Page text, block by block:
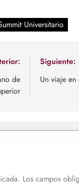
Universitario
de
Siguiente:
Un viaje
Los campos